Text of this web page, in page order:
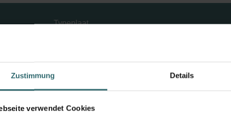
Zustimmung Details
verwendet Cookies
Typeplaat